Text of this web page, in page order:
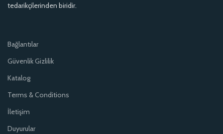
tedarikçilerinden biridir.
Bağlantılar
Güvenlik Gizlilik
Katalog
Terms & Conditions
İletişim
Duyurular